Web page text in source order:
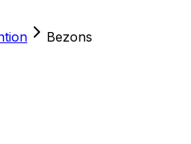
Bezons